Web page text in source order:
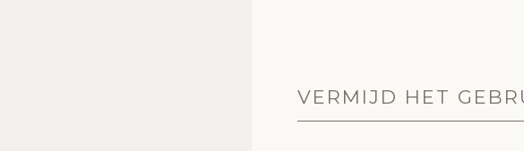
VERMIJD HET